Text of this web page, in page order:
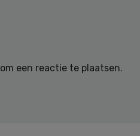
om een reactie te plaatsen.